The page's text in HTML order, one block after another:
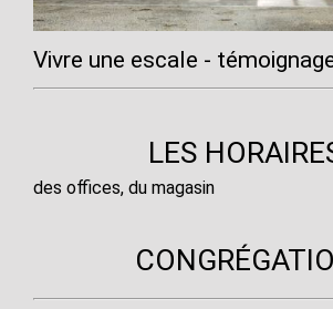
Vivre une escale -
LES
des offices, du magasin